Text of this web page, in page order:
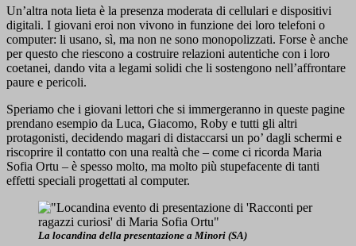
Un’altra nota lieta è la presenza moderata di cellulari e dispositivi
digitali. I giovani eroi non vivono in funzione dei loro telefoni o
computer: li usano, sì, ma non ne sono monopolizzati. Forse è anche
per questo che riescono a costruire relazioni autentiche con i loro
coetanei, dando vita a legami solidi che li sostengono nell’affrontare
paure e pericoli.
Speriamo che i giovani lettori che si immergeranno in queste pagine
prendano esempio da Luca, Giacomo, Roby e tutti gli altri
protagonisti, decidendo magari di distaccarsi un po’ dagli schermi e
riscoprire il contatto con una realtà che – come ci ricorda Maria
Sofia Ortu – è spesso molto, ma molto più stupefacente di tanti
effetti speciali progettati al computer.
La locandina della presentazione a Minori (SA)